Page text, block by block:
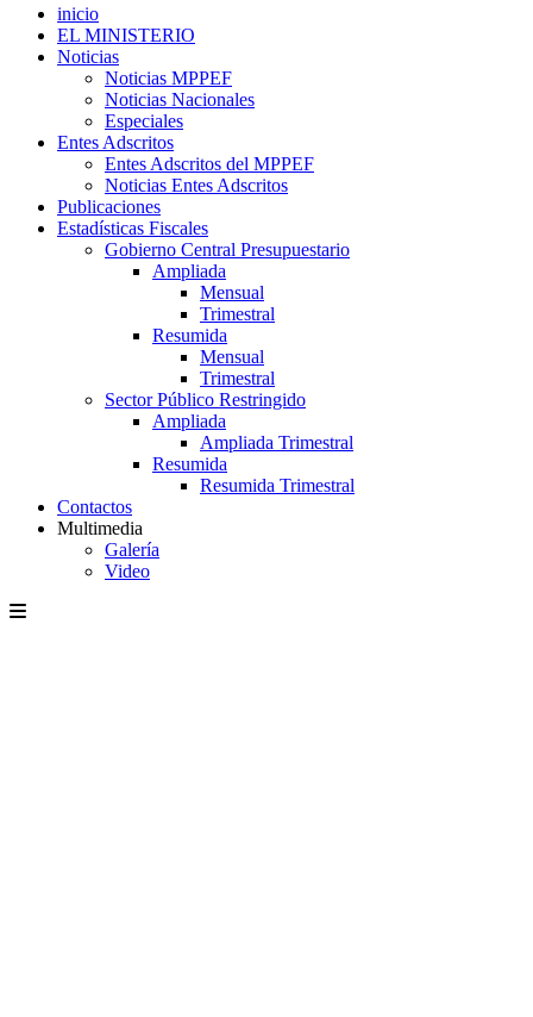
inicio
EL MINISTERIO
Noticias
Noticias MPPEF
Noticias Nacionales
Especiales
Entes Adscritos
Entes Adscritos del MPPEF
Noticias Entes Adscritos
Publicaciones
Estadísticas Fiscales
Gobierno Central Presupuestario
Ampliada
Mensual
Trimestral
Resumida
Mensual
Trimestral
Sector Público Restringido
Ampliada
Ampliada Trimestral
Resumida
Resumida Trimestral
Contactos
Multimedia
Galería
Video